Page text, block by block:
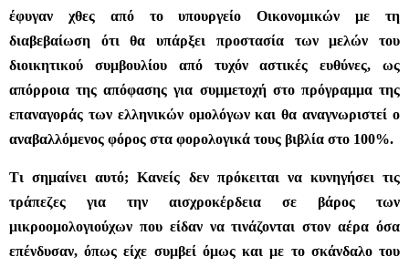
έφυγαν χθες από το υπουργείο Οικονομικών με τη
διαβεβαίωση ότι θα υπάρξει προστασία των μελών του
διοικητικού συμβουλίου από τυχόν αστικές ευθύνες, ως
απόρροια της απόφασης για συμμετοχή στο πρόγραμμα της
επαναγοράς των ελληνικών ομολόγων και θα αναγνωριστεί ο
αναβαλλόμενος φόρος στα φορολογικά τους βιβλία στο 100%.
Τι σημαίνει αυτό; Κανείς δεν πρόκειται να κυνηγήσει τις
τράπεζες για την αισχροκέρδεια σε βάρος των
μικροομολογιούχων που είδαν να τινάζονται στον αέρα όσα
επένδυσαν, όπως είχε συμβεί όμως και με το σκάνδαλο του